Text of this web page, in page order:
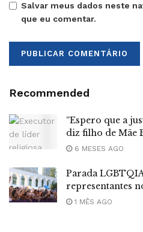
Salvar meus dados neste
que eu comentar.
Recommended
“Espero que a
diz filho de Mãe
6 MESES AGO
Parada
representantes
1 MÊS AGO